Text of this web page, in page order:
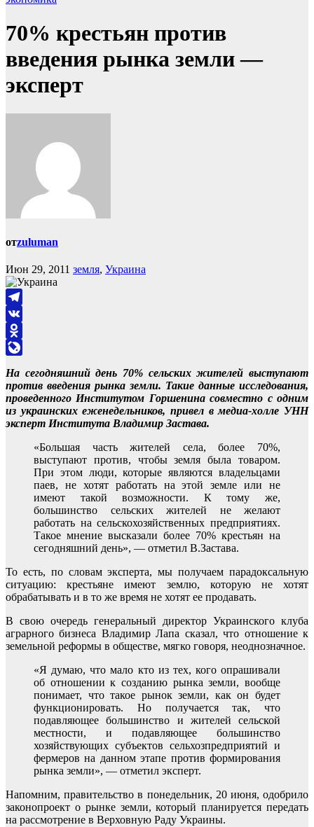
70% крестьян против
введения рынка земли —
эксперт
отzuluman
Июн 29, 2011 земля, Украина
Telegram
VK
Odnoklassniki
На сегодняшний день 70% сельских жителей выступают
против введения рынка земли. Такие данные исследования,
проведенного Институтом Горшенина совместно с одним
из украинских еженедельников, привел в медиа-холле УНН
эксперт Института Владимир Застава.
«Большая часть жителей села, более 70%,
выступают против, чтобы земля была товаром.
При этом люди, которые являются владельцами
паев, не хотят работать на этой земле или не
имеют такой возможности. К тому же,
большинство сельских жителей не желают
работать на сельскохозяйственных предприятиях.
Такое мнение высказали более 70% крестьян на
сегодняшний день», — отметил В.Застава.
То есть, по словам эксперта, мы получаем парадоксальную
ситуацию: крестьяне имеют землю, которую не хотят
обрабатывать и в то же время не хотят ее продавать.
В свою очередь генеральный директор Украинского клуба
аграрного бизнеса Владимир Лапа сказал, что отношение к
земельной реформы в обществе, мягко говоря, неоднозначное.
«Я думаю, что мало кто из тех, кого опрашивали
об отношении к созданию рынка земли, вообще
понимает, что такое рынок земли, как он будет
функционировать. Но получается так, что
подавляющее большинство и жителей сельской
местности, и подавляющее большинство
хозяйствующих субъектов сельхозпредприятий и
фермеров на данном этапе против формирования
рынка земли», — отметил эксперт.
Напомним, правительство в понедельник, 20 июня, одобрило
законопроект о рынке земли, который планируется передать
на рассмотрение в Верховную Раду Украины.